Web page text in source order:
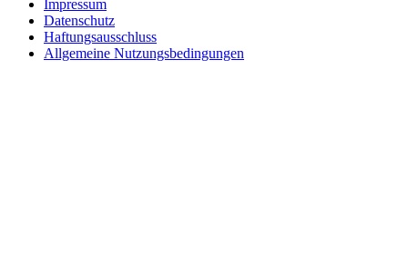
Impressum
Datenschutz
Haftungsausschluss
Allgemeine Nutzungsbedingungen